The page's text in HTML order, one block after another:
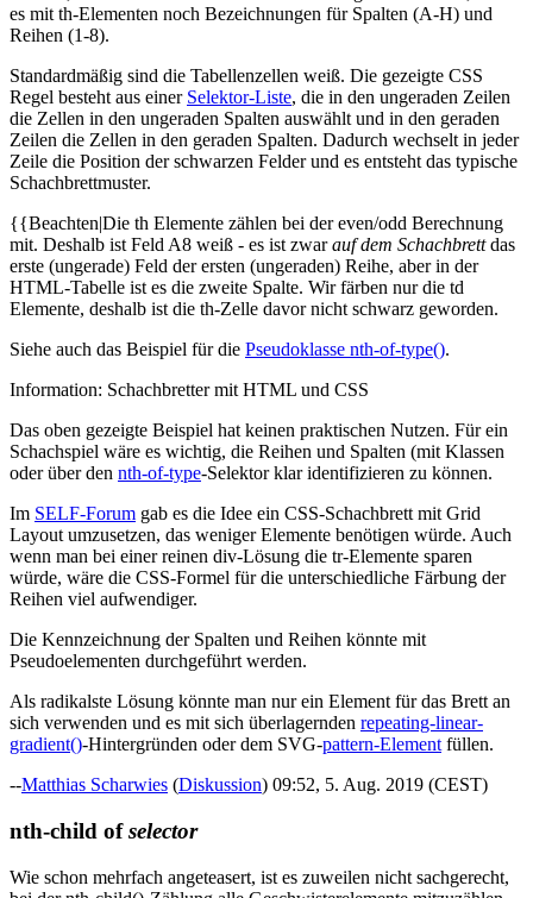
es mit th-Elementen noch Bezeichnungen für Spalten (A-H) und
Reihen (1-8).
Standardmäßig sind die Tabellenzellen weiß. Die gezeigte CSS
Regel besteht aus einer Selektor-Liste, die in den ungeraden Zeilen
die Zellen in den ungeraden Spalten auswählt und in den geraden
Zeilen die Zellen in den geraden Spalten. Dadurch wechselt in jeder
Zeile die Position der schwarzen Felder und es entsteht das typische
Schachbrettmuster.
{{Beachten|Die th Elemente zählen bei der even/odd Berechnung
mit. Deshalb ist Feld A8 weiß - es ist zwarauf dem Schachbrettdas
erste (ungerade) Feld der ersten (ungeraden) Reihe, aber in der
HTML-Tabelle ist es die zweite Spalte. Wir färben nur die td
Elemente, deshalb ist die th-Zelle davor nicht schwarz geworden.
Siehe auch das Beispiel für die Pseudoklasse nth-of-type().
Information: Schachbretter mit HTML und CSS
Das oben gezeigte Beispiel hat keinen praktischen Nutzen. Für ein
Schachspiel wäre es wichtig, die Reihen und Spalten (mit Klassen
oder über den nth-of-type-Selektor klar identifizieren zu können.
Im SELF-Forum gab es die Idee ein CSS-Schachbrett mit Grid
Layout umzusetzen, das weniger Elemente benötigen würde. Auch
wenn man bei einer reinen div-Lösung die tr-Elemente sparen
würde, wäre die CSS-Formel für die unterschiedliche Färbung der
Reihen viel aufwendiger.
Die Kennzeichnung der Spalten und Reihen könnte mit
Pseudoelementen durchgeführt werden.
Als radikalste Lösung könnte man nur ein Element für das Brett an
sich verwenden und es mit sich überlagernden repeating-linear-
gradient()-Hintergründen oder dem SVG-pattern-Elementfüllen.
--Matthias Scharwies (Diskussion) 09:52, 5. Aug. 2019 (CEST)
nth-child ofselector
Wie schon mehrfach angeteasert, ist es zuweilen nicht sachgerecht,